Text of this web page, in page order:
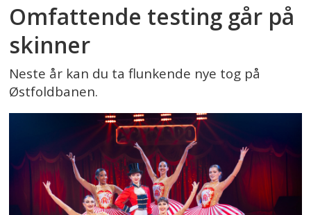
Omfattende testing går på
skinner
Neste år kan du ta flunkende nye tog på
Østfoldbanen.